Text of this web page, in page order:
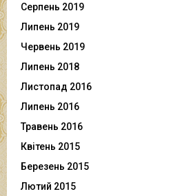
Серпень 2019
Липень 2019
Червень 2019
Липень 2018
Листопад 2016
Липень 2016
Травень 2016
Квітень 2015
Березень 2015
Лютий 2015